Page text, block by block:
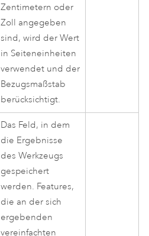
Zentimetern oder
Zoll angegeben
sind, wird der Wert
in Seiteneinheiten
verwendet und der
Bezugsmaßstab
berücksichtigt.
Das Feld, in dem
die Ergebnisse
des Werkzeugs
gespeichert
werden. Features,
die an der sich
ergebenden
vereinfachten